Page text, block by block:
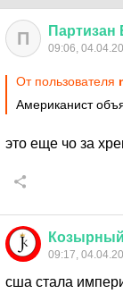
П Партизан
09:06,
От пользователя
Американист
это еще чо за
Козырный
09:17,
сша стала